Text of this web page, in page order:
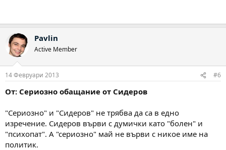
Pavlin
Active Member
14 Февруари 2013 #6
От: Сериозно обащание от Сидеров
"Сериозно" и "Сидеров" не трябва да са в едно
изречение. Сидеров върви с думички като "болен" и
"психопат". А "сериозно" май не върви с никое име на
политик.